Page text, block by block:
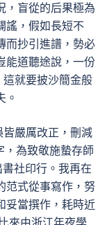
，盲從的后果極為
謠，假如長短不
而抄引進譜，勢必
能道聽途說，一份
這就要披沙簡金般
。
皆嚴厲改正，刪減
，為致敬施蟄存師
社印行。我再在
范式從事寫作，努
妥當撰作，耗時近
來由浙江年夜學